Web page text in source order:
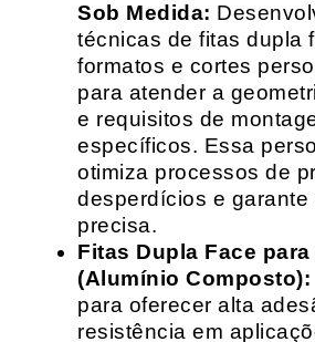
Sob Medida:
técnicas de fitas dupla
formatos e cortes
para atender a
e requisitos de
específicos. Essa
otimiza processos de
desperdícios e garante
precisa.
Fitas Dupla Face para
(Alumínio Composto):
para oferecer alta
resistência em